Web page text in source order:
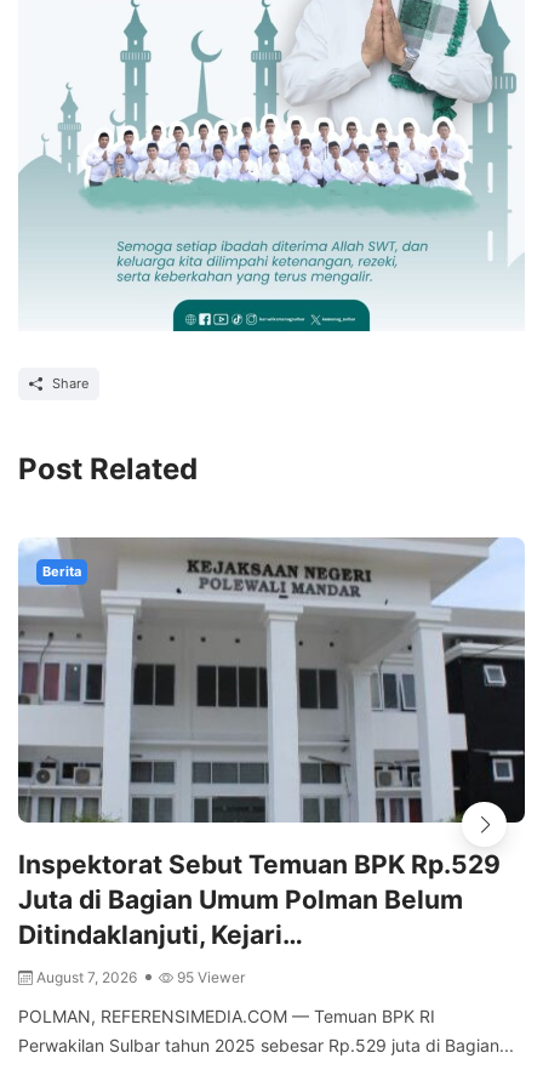
Share
Post Related
Berita
Inspektorat Sebut Temuan BPK Rp.529
Juta di Bagian Umum Polman Belum
Ditindaklanjuti, Kejari…
August 7, 2026 95 Viewer
POLMAN, REFERENSIMEDIA.COM — Temuan BPK RI
Perwakilan Sulbar tahun 2025 sebesar Rp.529 juta di Bagian...